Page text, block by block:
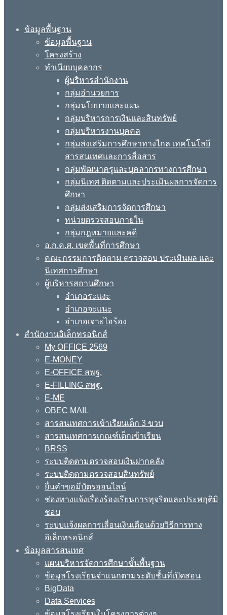
ข้อมูลพื้นฐาน
ข้อมูลพื้นฐาน
โครงสร้าง
ทำเนียบบุคลากร
ผู้บริหารสำนักงาน
กลุ่มอำนวยการ
กลุ่มนโยบายและแผน
กลุ่มบริหารการเงินและสินทรัพย์
กลุ่มบริหารงานบุคคล
กลุ่มส่งเสริมการศึกษาทางไกล เทคโนโลยี
สารสนเทศและการสื่อสาร
กลุ่มพัฒนาครูและบุคลากรทางการศึกษา
กลุ่มนิเทศ ติดตามและประเมินผลการจัดการ
ศึกษา
กลุ่มส่งเสริมการจัดการศึกษา
หน่วยตรวจสอบภายใน
กลุ่มกฎหมายและคดี
อ.ก.ค.ศ. เขตพื้นที่การศึกษา
คณะกรรมการติดตาม ตรวจสอบ ประเมินผล และ
นิเทศการศึกษา
ผู้บริหารสถานศึกษา
อำเภอระแงะ
อำเภอจะแนะ
อำเภอเจาะไอร้อง
สำนักงานอิเล็กทรอนิกส์
My OFFICE 2569
E-MONEY
E-OFFICE สพฐ.
E-FILLING สพฐ.
E-ME
OBEC MAIL
สารสนเทศการเข้าเรียนเด็ก 3 ขวบ
สารสนเทศการเกณฑ์เด็กเข้าเรียน
BRSS
ระบบติดตามตรวจสอบเงินฝากคลัง
ระบบติดตามตรวจสอบสินทรัพย์
ยื่นคำขอมีบัตรออนไลน์
ช่องทางแจ้งเรื่องร้องเรียนการทุจริตและประพฤติมิ
ชอบ
ระบบแจ้งผลการเลื่อนเงินเดือนด้วยวิธีการทาง
อิเล็กทรอนิกส์
ข้อมูลสารสนเทศ
แผนบริหารจัดการศึกษาขั้นพื้นฐาน
ข้อมูลโรงเรียนจำแนกตามระดับชั้นที่เปิดสอน
BigData
Data Services